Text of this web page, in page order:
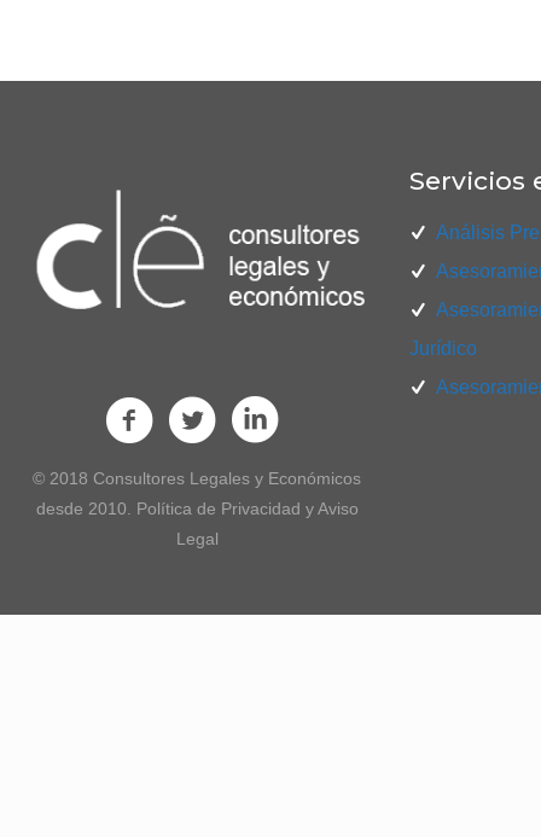
© 2018 Consultores Legales y Económicos
desde 2010. Política de Privacidad y Aviso
Legal
Servicios
Análisis
Jurídico